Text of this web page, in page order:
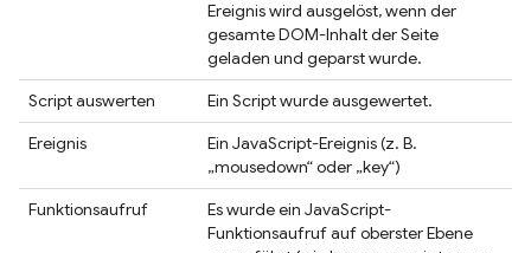
Ereignis wird ausgelöst, wenn der
gesamte DOM-Inhalt der Seite
geladen und geparst wurde.
Script auswerten
Ein Script wurde ausgewertet.
Ereignis
Ein JavaScript-Ereignis (z. B.
„mousedown“ oder „key“)
Funktionsaufruf
Es wurde ein JavaScript-
Funktionsaufruf auf oberster Ebene